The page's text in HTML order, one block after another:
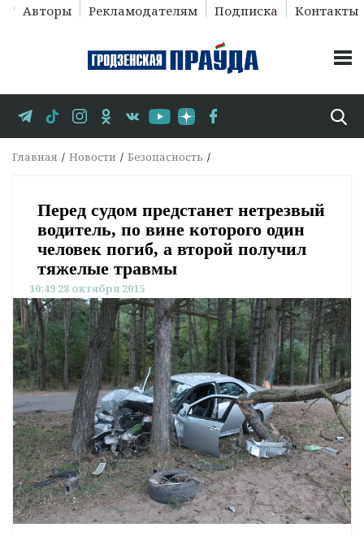
Авторы Рекламодателям Подписка Контакты
Главная Новости Безопасность
Перед судом предстанет нетрезвый
водитель, по вине которого один
человек погиб, а второй получил
тяжелые травмы
10:49 28 октября 2015